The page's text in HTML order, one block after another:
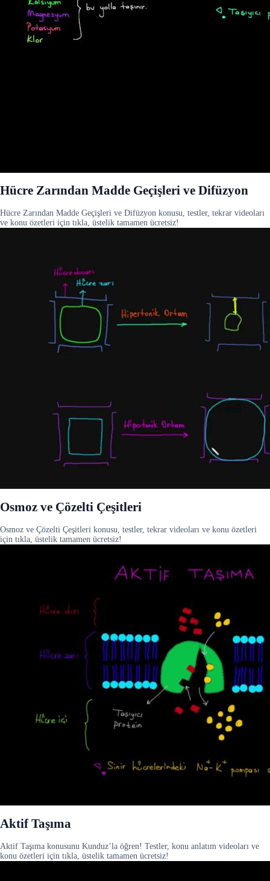
Hücre Zarından Madde Geçişleri ve Difüzyon
Hücre Zarından Madde Geçişleri ve Difüzyon konusu, testler, tekrar videoları
ve konu özetleri için tıkla, üstelik tamamen ücretsiz!
Osmoz ve Çözelti Çeşitleri
Osmoz ve Çözelti Çeşitleri konusu, testler, tekrar videoları ve konu özetleri
için tıkla, üstelik tamamen ücretsiz!
Aktif Taşıma
Aktif Taşıma konusunu Kunduz’la öğren! Testler, konu anlatım videoları ve
konu özetleri için tıkla, üstelik tamamen ücretsiz!